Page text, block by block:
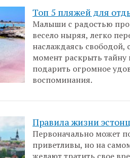
Топ 5 пляжей для
Малыши с радостью
весело ныряя, легко
наслаждаясь
момент раскрыть
подарить огромное
воспоминания.
Правила жизни
Первоначально может
приветливы, но на